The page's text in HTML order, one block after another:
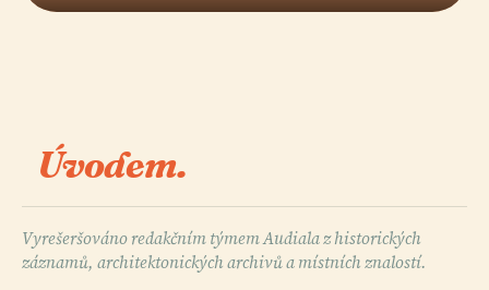
Úvodem.
Vyrešeršováno redakčním týmem Audiala z historických
záznamů, architektonických archivů a místních znalostí.